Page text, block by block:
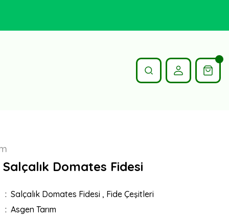
Salçalık Domates Fidesi
Salçalık Domates Fidesi , Fide Çeşitleri
Asgen Tarım